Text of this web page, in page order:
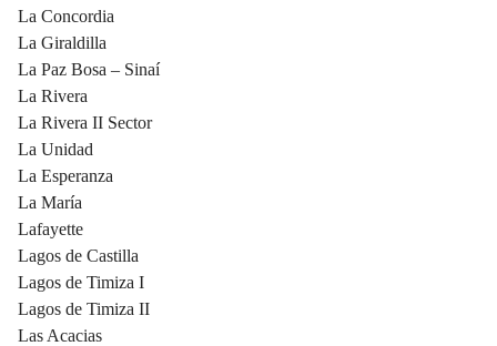
La Concordia
La Giraldilla
La Paz Bosa – Sinaí
La Rivera
La Rivera II Sector
La Unidad
La Esperanza
La María
Lafayette
Lagos de Castilla
Lagos de Timiza I
Lagos de Timiza II
Las Acacias